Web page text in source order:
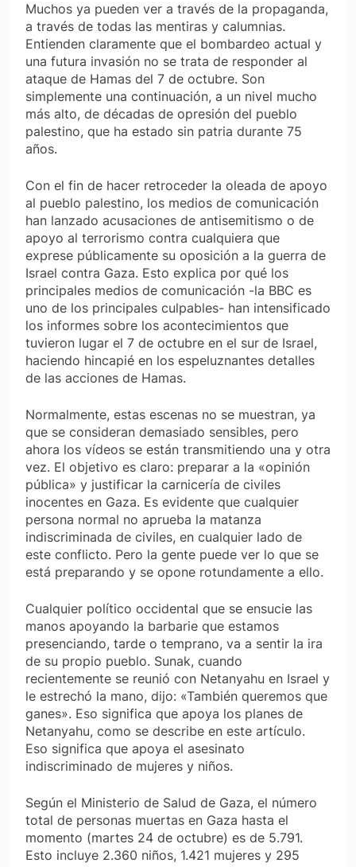
Muchos ya pueden ver a través de la propaganda,
a través de todas las mentiras y calumnias.
Entienden claramente que el bombardeo actual y
una futura invasión no se trata de responder al
ataque de Hamas del 7 de octubre. Son
simplemente una continuación, a un nivel mucho
más alto, de décadas de opresión del pueblo
palestino, que ha estado sin patria durante 75
años.
Con el fin de hacer retroceder la oleada de apoyo
al pueblo palestino, los medios de comunicación
han lanzado acusaciones de antisemitismo o de
apoyo al terrorismo contra cualquiera que
exprese públicamente su oposición a la guerra de
Israel contra Gaza. Esto explica por qué los
principales medios de comunicación -la BBC es
uno de los principales culpables- han intensificado
los informes sobre los acontecimientos que
tuvieron lugar el 7 de octubre en el sur de Israel,
haciendo hincapié en los espeluznantes detalles
de las acciones de Hamas.
Normalmente, estas escenas no se muestran, ya
que se consideran demasiado sensibles, pero
ahora los vídeos se están transmitiendo una y otra
vez. El objetivo es claro: preparar a la «opinión
pública» y justificar la carnicería de civiles
inocentes en Gaza. Es evidente que cualquier
persona normal no aprueba la matanza
indiscriminada de civiles, en cualquier lado de
este conflicto. Pero la gente puede ver lo que se
está preparando y se opone rotundamente a ello.
Cualquier político occidental que se ensucie las
manos apoyando la barbarie que estamos
presenciando, tarde o temprano, va a sentir la ira
de su propio pueblo. Sunak, cuando
recientemente se reunió con Netanyahu en Israel y
le estrechó la mano, dijo: «También queremos que
ganes». Eso significa que apoya los planes de
Netanyahu, como se describe en este artículo.
Eso significa que apoya el asesinato
indiscriminado de mujeres y niños.
Según el Ministerio de Salud de Gaza, el número
total de personas muertas en Gaza hasta el
momento (martes 24 de octubre) es de 5.791.
Esto incluye 2.360 niños, 1.421 mujeres y 295